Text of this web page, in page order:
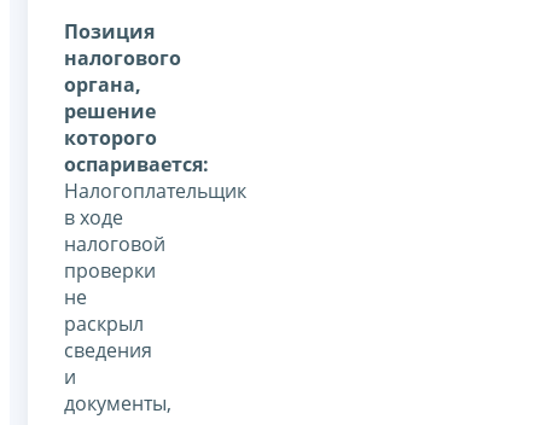
Позиция
налогового
органа,
решение
которого
оспаривается:
Налогоплательщик
в ходе
налоговой
проверки
не
раскрыл
сведения
и
документы,